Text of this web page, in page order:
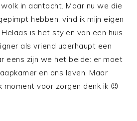
in aantocht. Maar nu we die
hebben, vind ik mijn eigen
is het stylen van een huis
als vriend uberhaupt een
eens zijn we het beide: er moet
en ons leven. Maar
moment voor zorgen denk ik 😉